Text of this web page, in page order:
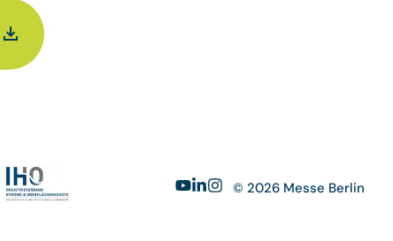
© 2026 Messe Berlin